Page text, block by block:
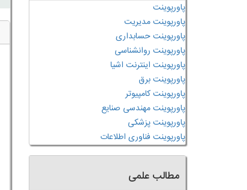
پاورپوینت
پاورپوینت مدیریت
پاورپوینت حسابداری
پاورپوینت روانشناسی
پاورپوینت اینترنت اشیا
پاورپوینت برق
پاورپوینت کامپیوتر
پاورپوینت مهندسی صنایع
پاورپوینت پزشکی
پاورپوینت فناوری اطلاعات
مطالب علمی